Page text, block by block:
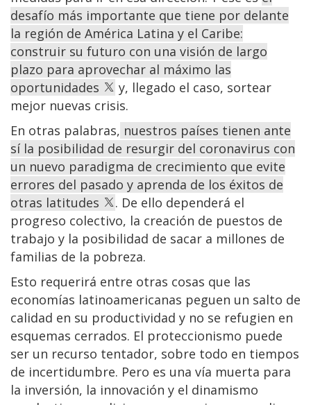
desafío más importante que tiene por delante
la región de América Latina y el Caribe:
construir su futuro con una visión de largo
plazo para aprovechar al máximo las
oportunidades
y, llegado el caso, sortear
mejor nuevas crisis.
En otras palabras, nuestros países tienen ante
sí la posibilidad de resurgir del coronavirus con
un nuevo paradigma de crecimiento que evite
errores del pasado y aprenda de los éxitos de
otras latitudes
. De ello dependerá el
progreso colectivo, la creación de puestos de
trabajo y la posibilidad de sacar a millones de
familias de la pobreza.
Esto requerirá entre otras cosas que las
economías latinoamericanas peguen un salto de
calidad en su productividad y no se refugien en
esquemas cerrados. El proteccionismo puede
ser un recurso tentador, sobre todo en tiempos
de incertidumbre. Pero es una vía muerta para
la inversión, la innovación y el dinamismo